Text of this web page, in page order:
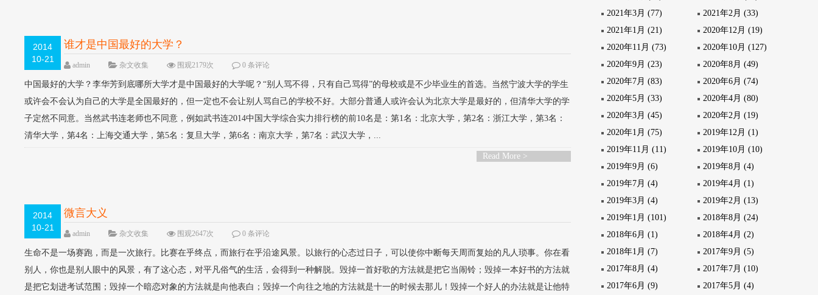
2014
10-21
谁才是中国最好的大学？
admin 杂文收集 围观2179次 0 条评论
中国最好的大学？李华芳到底哪所大学才是中国最好的大学呢？“别人骂不得，只有自己骂得”的母校或是不少毕业生的首选。当然宁波大学的学生
或许会不会认为自己的大学是全国最好的，但一定也不会让别人骂自己的学校不好。大部分普通人或许会认为北京大学是最好的，但清华大学的学
子定然不同意。当然武书连老师也不同意，例如武书连2014中国大学综合实力排行榜的前10名是：第1名：北京大学，第2名：浙江大学，第3名：
清华大学，第4名：上海交通大学，第5名：复旦大学，第6名：南京大学，第7名：武汉大学，...
Read More >
2014
10-21
微言大义
admin 杂文收集 围观2647次 0 条评论
生命不是一场赛跑，而是一次旅行。比赛在乎终点，而旅行在乎沿途风景。以旅行的心态过日子，可以使你中断每天周而复始的凡人琐事。你在看
别人，你也是别人眼中的风景，有了这心态，对平凡俗气的生活，会得到一种解脱。毁掉一首好歌的方法就是把它当闹铃；毁掉一本好书的方法就
是把它划进考试范围；毁掉一个暗恋对象的方法就是向他表白；毁掉一个向往之地的方法就是十一的时候去那儿！毁掉一个好人的办法就是让他特
2021年3月 (77)
2021年2月 (33)
2021年1月 (21)
2020年12月 (19)
2020年11月 (73)
2020年10月 (127)
2020年9月 (23)
2020年8月 (49)
2020年7月 (83)
2020年6月 (74)
2020年5月 (33)
2020年4月 (80)
2020年3月 (45)
2020年2月 (19)
2020年1月 (75)
2019年12月 (1)
2019年11月 (11)
2019年10月 (10)
2019年9月 (6)
2019年8月 (4)
2019年7月 (4)
2019年4月 (1)
2019年3月 (4)
2019年2月 (13)
2019年1月 (101)
2018年8月 (24)
2018年6月 (1)
2018年4月 (2)
2018年1月 (7)
2017年9月 (5)
2017年8月 (4)
2017年7月 (10)
2017年6月 (9)
2017年5月 (4)